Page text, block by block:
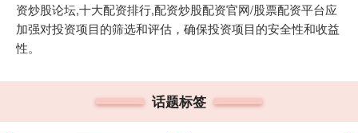
资炒股论坛,十大配资排行,配资炒股配资官网/股票配资平台应
加强对投资项目的筛选和评估，确保投资项目的安全性和收益
性。
话题标签